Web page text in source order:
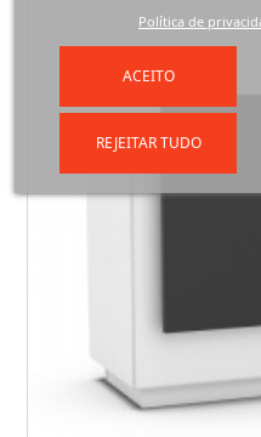
Política de
REJEITAR TUDO
ACEITO